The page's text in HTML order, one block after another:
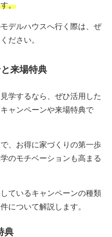
。
デルハウスへ行く際は、ぜ
ださい。
来場特典
学するなら、ぜひ活用した
ャンペーンや来場特典で
、お得に家づくりの第一歩
のモチベーションも高まる
ているキャンペーンの種類
について解説します。
典